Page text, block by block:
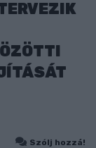
Szólj hozzá!